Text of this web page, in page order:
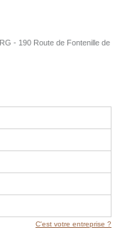
- 190 Route de Fontenille de
C'est votre entreprise ?